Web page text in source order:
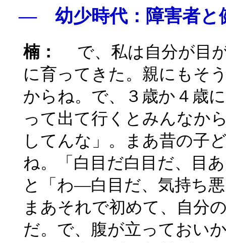
― 幼少時代：障害者
楠：
で、私は自分が目
に育ってきた。親にもそ
からね。で、３歳か４歳
って出て行くとみんなか
してんな」。まあ昔の子
ね。「白目だ白目だ、目
と「わ―白目だ、気持ち
まあそれで初めて、自分
だ。で、腹が立っておい